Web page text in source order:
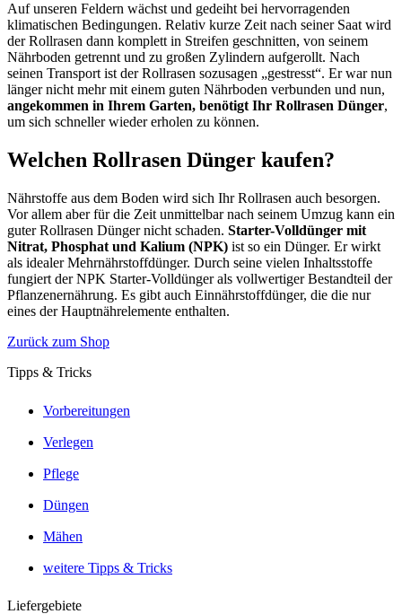
Auf unseren Feldern wächst und gedeiht bei hervorragenden
klimatischen Bedingungen. Relativ kurze Zeit nach seiner Saat wird
der Rollrasen dann komplett in Streifen geschnitten, von seinem
Nährboden getrennt und zu großen Zylindern aufgerollt. Nach
seinen Transport ist der Rollrasen sozusagen „gestresst“. Er war nun
länger nicht mehr mit einem guten Nährboden verbunden und nun,
angekommen in Ihrem Garten, benötigt Ihr Rollrasen Dünger,
um sich schneller wieder erholen zu können.
Welchen Rollrasen Dünger kaufen?
Nährstoffe aus dem Boden wird sich Ihr Rollrasen auch besorgen.
Vor allem aber für die Zeit unmittelbar nach seinem Umzug kann ein
guter Rollrasen Dünger nicht schaden. Starter-Volldünger mit
Nitrat, Phosphat und Kalium (NPK) ist so ein Dünger. Er wirkt
als idealer Mehrnährstoffdünger. Durch seine vielen Inhaltsstoffe
fungiert der NPK Starter-Volldünger als vollwertiger Bestandteil der
Pflanzenernährung. Es gibt auch Einnährstoffdünger, die die nur
eines der Hauptnährelemente enthalten.
Zurück zum Shop
Tipps & Tricks
Vorbereitungen
Verlegen
Pflege
Düngen
Mähen
weitere Tipps & Tricks
Liefergebiete